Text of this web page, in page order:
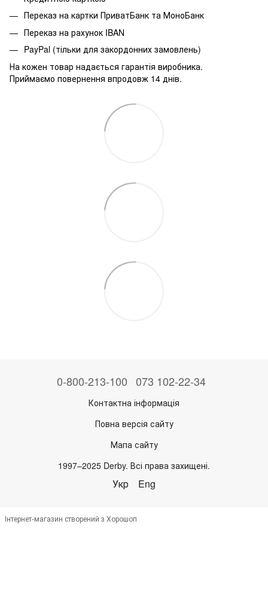
Переказ на картки ПриватБанк та МоноБанк
Переказ на рахунок IBAN
PayPal (тільки для закордонних замовлень)
На кожен товар надається гарантія виробника.
Приймаємо повернення впродовж 14 днів.
0-800-213-100 073 102-22-34
Контактна інформація
Повна версія сайту
Мапа сайту
1997–2025 Derby. Всі права захищені.
Укр Eng
Інтернет-магазин створений з Хорошоп